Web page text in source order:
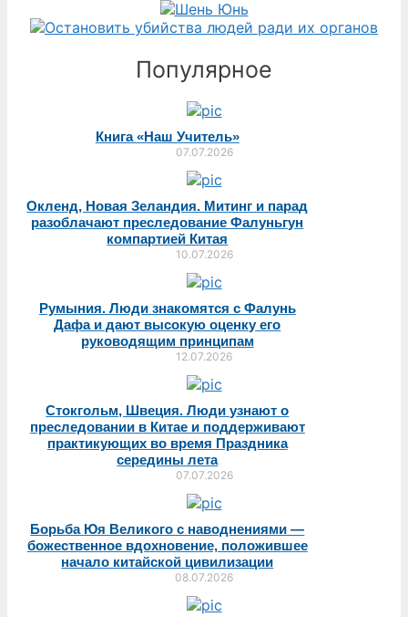
Популярное
Книга «Наш Учитель»
07.07.2026
Окленд, Новая Зеландия. Митинг и парад
разоблачают преследование Фалуньгун
компартией Китая
10.07.2026
Румыния. Люди знакомятся с Фалунь
Дафа и дают высокую оценку его
руководящим принципам
12.07.2026
Стокгольм, Швеция. Люди узнают о
преследовании в Китае и поддерживают
практикующих во время Праздника
середины лета
07.07.2026
Борьба Юя Великого с наводнениями —
божественное вдохновение, положившее
начало китайской цивилизации
08.07.2026